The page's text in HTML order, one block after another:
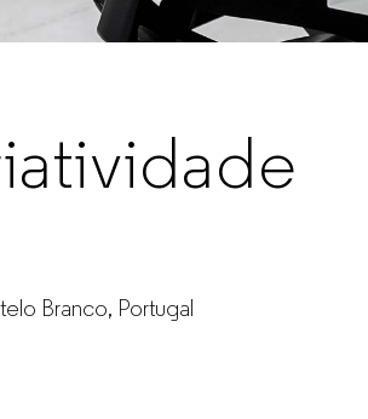
Branco, Portugal